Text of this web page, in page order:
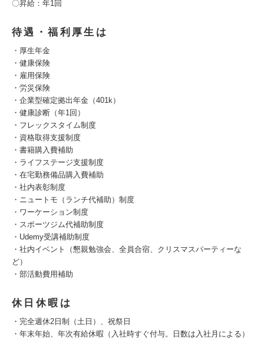
〇昇給：年1回
待遇・福利厚生は
・厚生年金
・健康保険
・雇用保険
・労災保険
・企業型確定拠出年金（401k）
・健康診断（年1回）
・フレックスタイム制度
・資格取得支援制度
・書籍購入費補助
・ライフステージ支援制度
・在宅勤務備品購入費補助
・社内表彰制度
・ニュートモ（ランチ代補助）制度
・ワーケーション制度
・スポーツジム代補助制度
・Udemy受講補助制度
・社内イベント（懇親勉強会、全員合宿、クリスマスパーティーな
ど）
・部活動費用補助
休日休暇は
・完全週休2日制（土日）、祝祭日
・年末年始、年次有給休暇（入社時すぐ付与。日数は入社月による）